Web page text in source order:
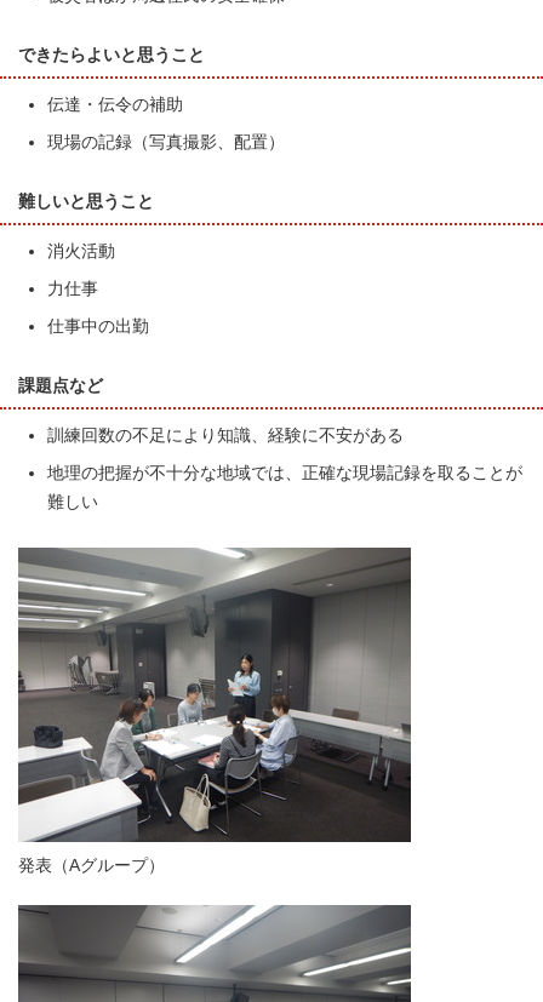
できたらよいと思うこと
伝達・伝令の補助
現場の記録（写真撮影、配置）
難しいと思うこと
消火活動
力仕事
仕事中の出勤
課題点など
訓練回数の不足により知識、経験に不安がある
地理の把握が不十分な地域では、正確な現場記録を取ることが
難しい
発表（Aグループ）